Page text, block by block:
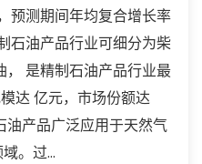
预测期间年均复合增长率
石油产品行业可细分为柴
， 是精制石油产品行业最
达 亿元，市场份额达
油产品广泛应用于天然气
。过...